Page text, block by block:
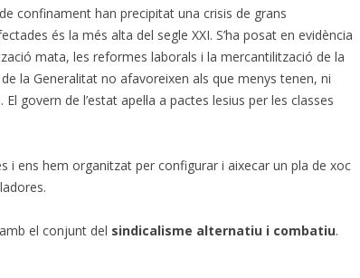
confinament han precipitat una crisis de grans
és la més alta del segle XXI. S’ha posat en evidència
mata, les reformes laborals i la mercantilització de la
la Generalitat no afavoreixen als que menys tenen, ni
govern de l’estat apel·la a pactes lesius per les classes
i ens hem organitzat per configurar i aixecar un pla de xoc
el conjunt del sindicalisme alternatiu i combatiu.